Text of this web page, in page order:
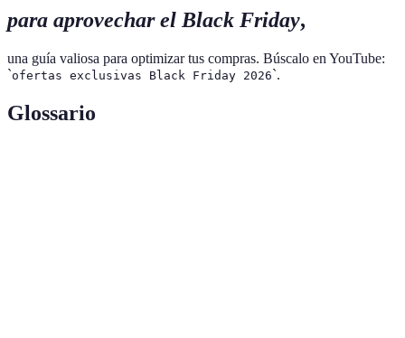
para aprovechar el Black Friday,
una guía valiosa para optimizar tus compras. Búscalo en YouTube:
`ofertas exclusivas Black Friday 2026`.
Glossario